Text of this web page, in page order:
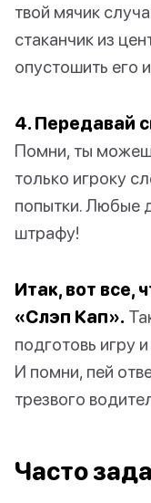
твой мячик
стаканчик из
опустошить его
4. Передавай
Помни, ты
только игроку
попытки. Любые
штрафу!
Итак, вот все,
«Слэп Кап».
подготовь игру
И помни, пей
трезвого
Часто